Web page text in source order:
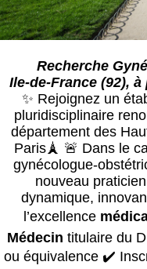
Recherche
Ile-de-France (92),
✨ Rejoignez un
pluridisciplinaire
département des
Paris🗼 🚨 Dans le
gynécologue-
nouveau
dynamique,
l’excellence
Médecin titulaire du
ou équivalence ✔️